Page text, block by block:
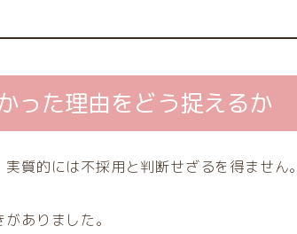
った理由をどう捉えるか
質的には不採用と判断せざるを得ません。
ありました。